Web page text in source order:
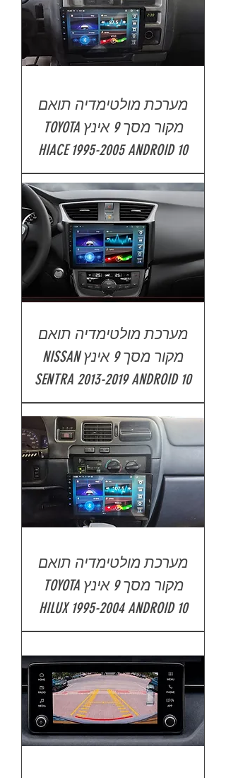
מערכת מולטימדיה תואם
מקור מסך 9 אינץ TOYOTA
HIACE 1995-2005 ANDROID 10
מערכת מולטימדיה תואם
מקור מסך 9 אינץ NISSAN
SENTRA 2013-2019 ANDROID 10
מערכת מולטימדיה תואם
מקור מסך 9 אינץ TOYOTA
HILUX 1995-2004 ANDROID 10